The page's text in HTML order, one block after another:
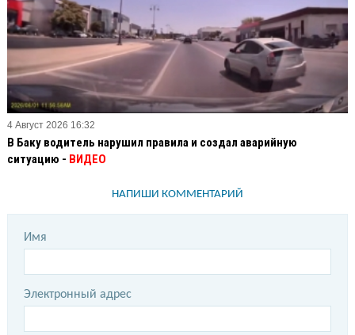
4 Август 2026 16:32
В Баку водитель нарушил правила и создал аварийную
ситуацию - ВИДЕО
НАПИШИ КОММЕНТАРИЙ
Имя
Электронный адрес